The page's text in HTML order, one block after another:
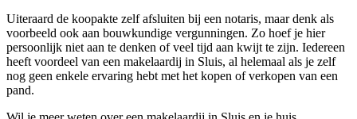
Uiteraard de koopakte zelf afsluiten bij een notaris, maar denk als
voorbeeld ook aan bouwkundige vergunningen. Zo hoef je hier
persoonlijk niet aan te denken of veel tijd aan kwijt te zijn. Iedereen
heeft voordeel van een makelaardij in Sluis, al helemaal als je zelf
nog geen enkele ervaring hebt met het kopen of verkopen van een
pand.